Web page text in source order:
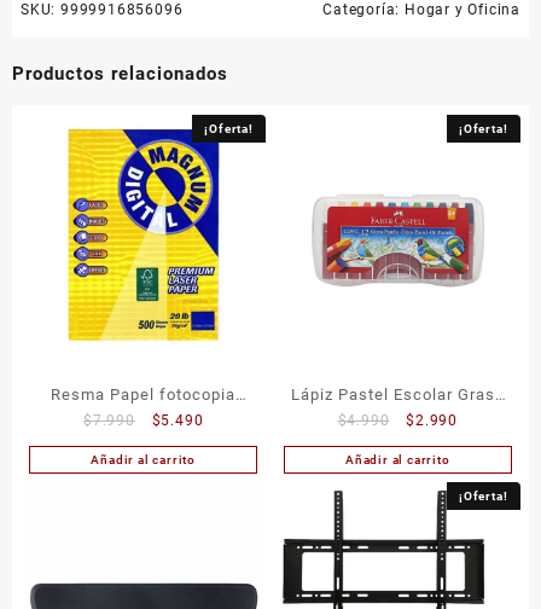
SKU: 9999916856096 Categoría: Hogar y Oficina
Productos relacionados
¡Oferta!
Resma Papel fotocopia
Oficio MAGNUM
$7.990
El
precio
original
$5.490
precio
actual
Añadir al carrito
¡Oferta!
Lápiz Pastel Escolar Graso
12 Colores Faber Castell
$4.990
El
precio
original
$4.990.
$2.990
precio
actual
es:
Añadir al carrito
¡Oferta!